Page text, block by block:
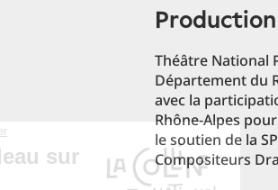
production
Théâtre National
Département du
avec la
Rhône-Alpes
le soutien de la
Compositeurs